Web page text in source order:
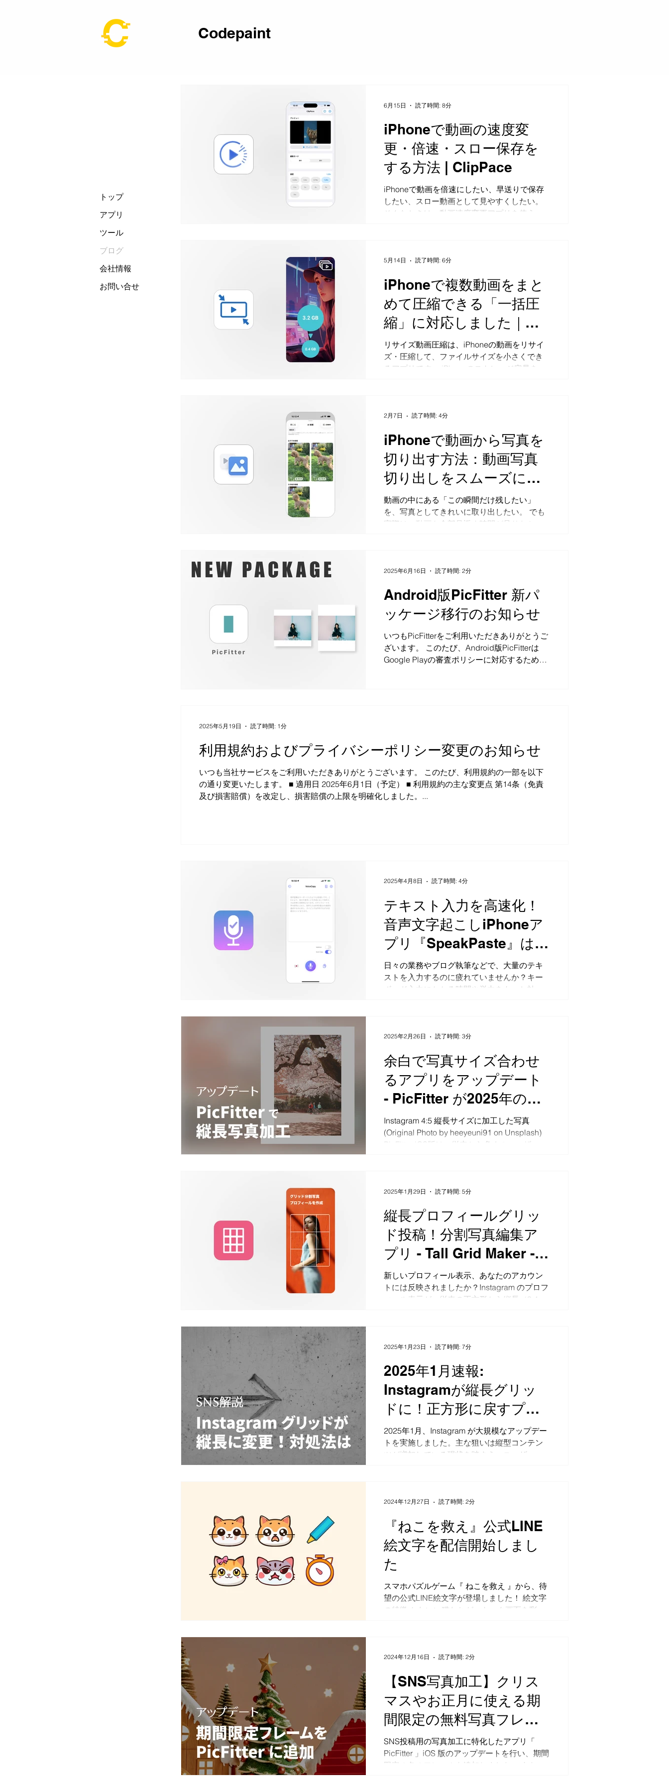
Codepaint
iPhoneで動画の速度変
更・倍速・スロー保存を
する方法 | ClipPace
iPhoneで動画を倍速にしたい、早送りで保存
したい、スロー動画として見やすくしたい。
そんなときは、動画速度変更アプリを使う
更、倍速保存、スロー保存をかんたんに行え
全体の速度を変更したり、プレビューで確認
したり、MP4として保存したりできます。保
存した動画に透かしは追加されず、第三者広
告も表示されません。動画の変換処理は端末
内で行われ、元の動画ファイルは変更されま
せん。 App StoreでClipPaceをダウンロード
iPhoneで動画の速度変更をする方法 ClipPace
を使うと、iPhone上の動画を選び、速度を指
更したい速度を選ぶ プレビューで確認する
順を説明します。 Step 1
6月15日 読了時間: 8分
iPhoneで複数動画をまと
めて圧縮できる「一括圧
縮」に対応しました｜リ
サイズ動画圧縮
リサイズ動画圧縮は、iPhoneの動画をリサイ
ズ・圧縮して、ファイルサイズを小さくでき
るアプリです。 iPhoneのストレージ容量を節
ン 2.0.0では、有料版で複数の動画をまとめて
れまで動画を1本ずつ選んで圧縮していた作業
を、複数の動画にまとめて行えるようになり
ました。iPhone内の動画が増えて容量が気に
なる時や、複数の動画を送信・共有する前に
軽くしたい時に、より効率よく動画を整理で
きます。 複数の動画をまとめて圧縮できるよ
うになりました 今回追加された「一括圧縮」
では、複数の動画を選択し、まとめて圧縮で
始すれば、あとは処理が終わるのを待つだけ
る手間を減らせるため、動画整理にかかる作
業時間を節約できます。...
5月14日 読了時間: 6分
iPhoneで動画から写真を
切り出す方法：動画写真
切り出しをスムーズにす
るアプリ（KeeperTake）
動画の中にある「この瞬間だけ残したい」
を、写真としてきれいに取り出したい。 でも
実際は、動画を全部見返す時間が足りなかっ
作業を、探しやすく・選びやすく・保存しや
動画や旅行、ペット、スポーツなど「良い瞬
間が埋もれやすい動画」で威力を発揮しま
す。 iPhoneで動画から写真を切り出し。
KeeperTakeのAI Picksで候補を見つけて、良
い瞬間を選びやすく。 iPhoneで動画から写真
を切り出す方法は2つ iPhoneで動画から写真
を切り出す方法は、大きく2つあります。 スク
気になるポイント スクリーンショットは手軽
2月7日 読了時間: 4分
Android版PicFitter 新パ
ッケージ移行のお知らせ
いつもPicFitterをご利用いただきありがとうご
ざいます。 このたび、Android版PicFitterは
Google Playの審査ポリシーに対応するため、
2025年6月16日 読了時間: 2分
利用規約およびプライバシーポリシー変更のお知らせ
いつも当社サービスをご利用いただきありがとうございます。 このたび、利用規約の一部を以下
の通り変更いたします。 ■ 適用日 2025年6月1日（予定） ■ 利用規約の主な変更点 第14条（免責
及び損害賠償）を改定し、損害賠償の上限を明確化しました。...
2025年5月19日 読了時間: 1分
テキスト入力を高速化！
音声文字起こしiPhoneア
プリ『SpeakPaste』は生
産性向上におすすめ・英
語も対応
日々の業務やブログ執筆などで、大量のテキ
ストを入力するのに疲れていませんか？キー
ボード入力にかかる時間や労力をもっと効率
ました。 音声認識iOSアプリ『SpeakPaste』
ChatGPTなどのAIツールを利用しているなか
で、多くのテキスト入力、特にプロンプト
（指示文）作成に多くの時間を費やしていま
した。最初はiOS標準の音声入力を試しました
が、自分の求める認識精度に届かず、結局手
作業で修正することが多く、キーボード入力
の方が速いという課題がありました。 そこ
で、こうした問題を解決するため、高性能な
おり、多少の発音の誤差があっても高精度で
決！入力速度と作業効率を大幅アップ キーボ
ードでは
2025年4月8日 読了時間: 4分
余白で写真サイズ合わせ
るアプリをアップデート
- PicFitter が2025年の縦
長投稿サイズに対応！
Instagram 4:5 縦長サイズに加工した写真
(Original Photo by heeyeuni91 on Unsplash)
PicFitter iOS版は、従来から多くのユーザーの
2025年2月26日 読了時間: 3分
縦長プロフィールグリッ
ド投稿！分割写真編集ア
プリ - Tall Grid Maker -
Instagram 新仕様に対応
新しいプロフィール表示、あなたのアカウン
トには反映されましたか？Instagram のプロフ
ィール表示が、従来の正方形から縦長（3:4）
麗に写真を繋げる...
2025年1月29日 読了時間: 5分
2025年1月速報:
Instagramが縦長グリッ
ドに！正方形に戻すプレ
ビュー調整の対処法と投
稿サイズの解説
2025年1月、Instagram が大規模なアップデー
トを実施しました。主な狙いは縦型コンテン
ツが増加している現状を踏まえ、ユーザーの
大きな変更です。...
2025年1月23日 読了時間: 7分
『ねこを救え』公式LINE
絵文字を配信開始しまし
た
スマホパズルゲーム『 ねこを救え 』から、待
望の公式LINE絵文字が登場しました！ 絵文字
の特徴 かわいい猫たちが、トーク画面を彩る
をお楽しみいただけます...
2024年12月27日 読了時間: 2分
【SNS写真加工】クリス
マスやお正月に使える期
間限定の無料写真フレー
ムをPicFitterアプリに追
加しました
SNS投稿用の写真加工に特化したアプリ「
PicFitter 」iOS 版のアップデートを行い、期間
限定の冬のフレームを追加しました。 あなた
2024年12月16日 読了時間: 2分
トップ
アプリ
ツール
ブログ
会社情報
お問い合せ